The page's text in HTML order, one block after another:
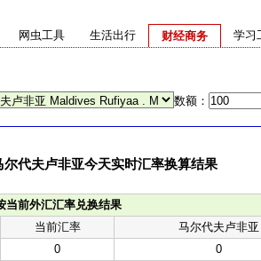
网虫工具 生活出行 财经商务 学习
数额：
代夫卢非亚今天实时汇率换算结果
当前外汇汇率兑换结果
当前汇率
马尔代夫卢非亚
0 0